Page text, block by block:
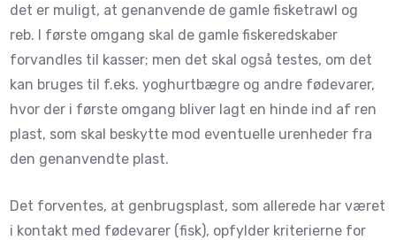
det er muligt, at genanvende de gamle fisketrawl og
reb. I første omgang skal de gamle fiskeredskaber
forvandles til kasser; men det skal også testes, om det
kan bruges til f.eks. yoghurtbægre og andre fødevarer,
hvor der i første omgang bliver lagt en hinde ind af ren
plast, som skal beskytte mod eventuelle urenheder fra
den genanvendte plast.
Det forventes, at genbrugsplast, som allerede har været
i kontakt med fødevarer (fisk), opfylder kriterierne for